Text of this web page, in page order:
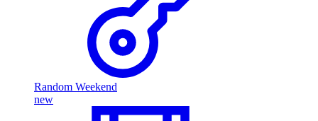
Random Weekend
new